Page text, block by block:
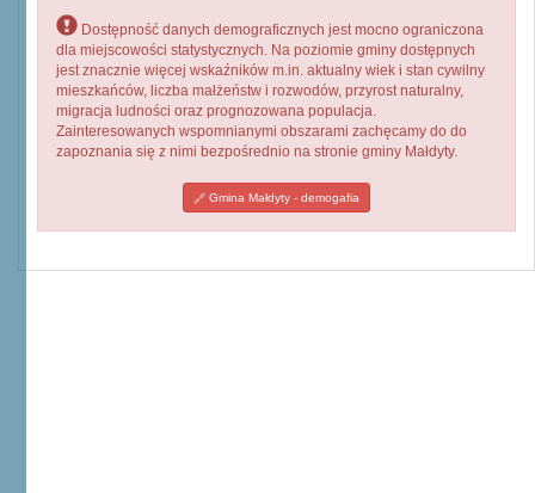
Dostępność danych demograficznych jest mocno ograniczona
dla miejscowości statystycznych. Na poziomie gminy dostępnych
jest znacznie więcej wskaźników m.in. aktualny wiek i stan cywilny
mieszkańców, liczba małżeństw i rozwodów, przyrost naturalny,
migracja ludności oraz prognozowana populacja.
Zainteresowanych wspomnianymi obszarami zachęcamy do do
zapoznania się z nimi bezpośrednio na stronie gminy Małdyty.
Gmina Małdyty - demogafia